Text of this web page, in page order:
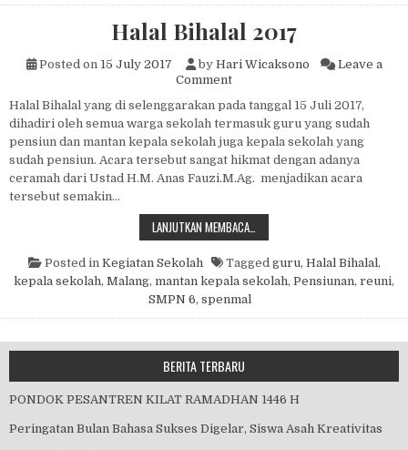
Halal Bihalal 2017
Posted on 15 July 2017 by Hari Wicaksono
Leave a
Commenton Halal Bihalal 2017
Halal Bihalal yang di selenggarakan pada tanggal 15 Juli 2017,
dihadiri oleh semua warga sekolah termasuk guru yang sudah
pensiun dan mantan kepala sekolah juga kepala sekolah yang
sudah pensiun. Acara tersebut sangat hikmat dengan adanya
ceramah dari Ustad H.M. Anas Fauzi.M.Ag. menjadikan acara
tersebut semakin…
LANJUTKAN MEMBACA…
Posted in Kegiatan Sekolah Tagged guru, Halal Bihalal,
kepala sekolah, Malang, mantan kepala sekolah, Pensiunan, reuni,
SMPN 6, spenmal
BERITA TERBARU
PONDOK PESANTREN KILAT RAMADHAN 1446 H
Peringatan Bulan Bahasa Sukses Digelar, Siswa Asah Kreativitas